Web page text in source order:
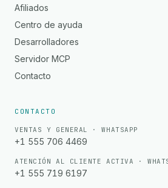
Afiliados
Centro de ayuda
Desarrolladores
Servidor MCP
Contacto
CONTACTO
VENTAS Y GENERAL · WHATSAPP
+1 555 706 4469
ATENCIÓN AL CLIENTE ACTIVA ·
+1 555 719 6197